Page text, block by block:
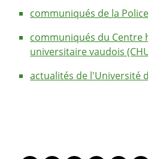
communiqués de la
communiqués du Centre
universitaire vaudois
actualités de l'Université